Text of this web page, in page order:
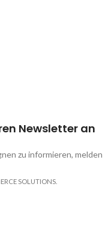
Newsletter an
zu informieren, melden
SOLUTIONS.